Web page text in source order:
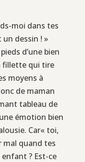
moi dans tes
un dessin ! »
d’une bien
fillette qui tire
moyens à
de maman
tableau de
émotion bien
Car« toi,
mal quand tes
enfant ? Est-ce